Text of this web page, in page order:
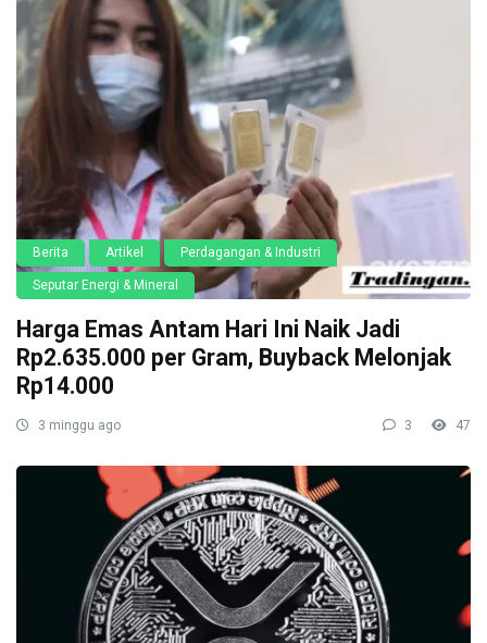
Berita Artikel Perdagangan & Industri
Seputar Energi & Mineral
Harga Emas Antam Hari Ini Naik Jadi
Rp2.635.000 per Gram, Buyback Melonjak
Rp14.000
3 minggu ago 3 47